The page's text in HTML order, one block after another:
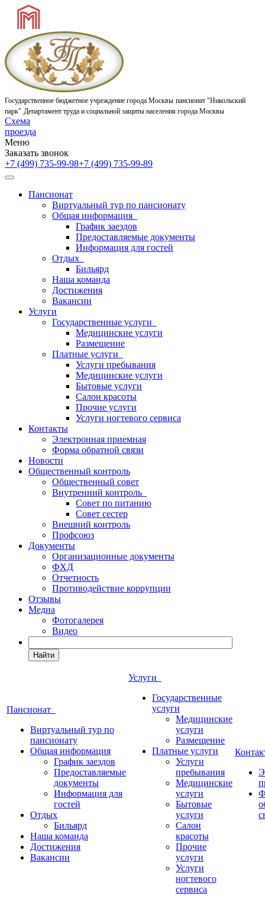
Государственное бюджетное учреждение города Москвы пансионат "Никольский
парк" Департамент труда и социальной защиты населения города Москвы
Схема
проезда
Меню
Заказать звонок
+7 (499) 735-99-98+7 (499) 735-99-89
Пансионат
Виртуальный тур по пансионату
Общая информация
График заездов
Предоставляемые документы
Информация для гостей
Отдых
Бильярд
Наша команда
Достижения
Вакансии
Услуги
Государственные услуги
Медицинские услуги
Размещение
Платные услуги
Услуги пребывания
Медицинские услуги
Бытовые услуги
Салон красоты
Прочие услуги
Услуги ногтевого сервиса
Контакты
Электронная приемная
Форма обратной связи
Новости
Общественный контроль
Общественный совет
Внутренний контроль
Совет по питанию
Совет сестер
Внешний контроль
Профсоюз
Документы
Организационные документы
ФХД
Отчетность
Противодействие коррупции
Отзывы
Медиа
Фотогалерея
Видео
Найти
Пансионат
Виртуальный тур по
пансионату
Общая информация
График заездов
Предоставляемые
документы
Информация для
гостей
Отдых
Бильярд
Наша команда
Достижения
Вакансии
Услуги
Государственные
услуги
Медицинские
услуги
Размещение
Платные услуги
Услуги
пребывания
Медицинские
услуги
Бытовые
услуги
Салон
красоты
Прочие
услуги
Услуги
ногтевого
сервиса